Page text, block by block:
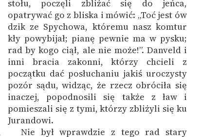
stołu, poczęli zbliżać się do jeńca,
opatrywać go z bliska i mówić: „Toć jest ów
dzik ze Spychowa, któremu nasz komtur
kły powybijał; pianę pewnie ma w pysku;
rad by kogo ciął, ale nie może!”. Danveld i
inni bracia zakonni, którzy chcieli z
początku dać posłuchaniu jakiś uroczysty
pozór sądu, widząc, że rzecz obróciła się
inaczej, popodnosili się także z ław i
pomieszali się z tymi, którzy zbliżyli się ku
Jurandowi.
Nie był wprawdzie z tego rad stary